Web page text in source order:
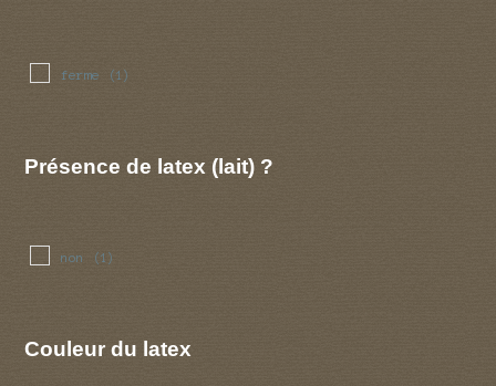
ferme (1)
Présence de latex (lait) ?
non (1)
Couleur du latex